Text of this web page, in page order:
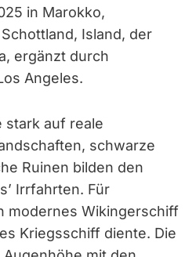
in Marokko,
Island, der
ergänzt durch
Angeles.
stark auf reale
schwarze
Ruinen bilden den
Irrfahrten. Für
modernes Wikingerschiff
Kriegsschiff diente. Die